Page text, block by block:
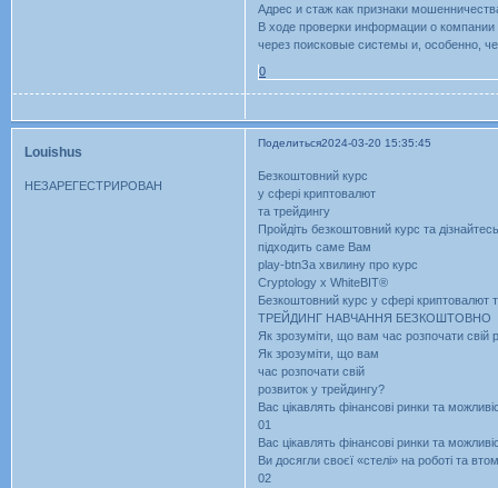
Адрес и стаж как признаки
В ходе проверки информации о
через поисковые системы и, особенно,
0
Поделиться2024-03-20 15:35:45
Louishus
НЕЗАРЕГЕСТРИРОВАН
Безкоштовний курс
у сфері криптовалют
та трейдингу
Пройдіть безкоштовний курс та
підходить саме Вам
play-btnЗа хвилину про курс
Cryptology x WhiteBIT®
Безкоштовний курс у сфері криптовалют
ТРЕЙДИНГ НАВЧАННЯ БЕЗКОШТОВНО
Як зрозуміти, що вам час розпочати свій
Як зрозуміти, що вам
час розпочати свій
розвиток у трейдингу?
Вас цікавлять фінансові ринки та
01
Вас цікавлять фінансові ринки та
Ви досягли своєї «стелі» на роботі та
02